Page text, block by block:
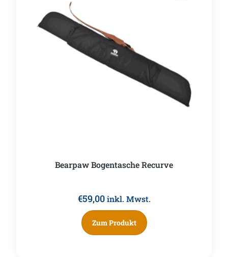
Bearpaw Bogentasche Recurve
€59,00 inkl. Mwst.
Zum Produkt